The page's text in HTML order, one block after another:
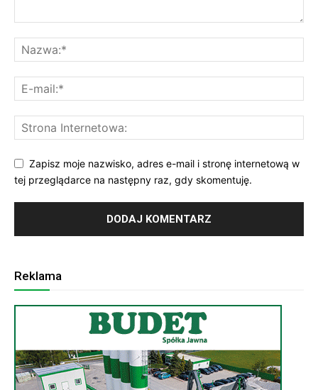
Zapisz moje nazwisko, adres e-mail i stronę internetową w
tej przeglądarce na następny raz, gdy skomentuję.
Reklama